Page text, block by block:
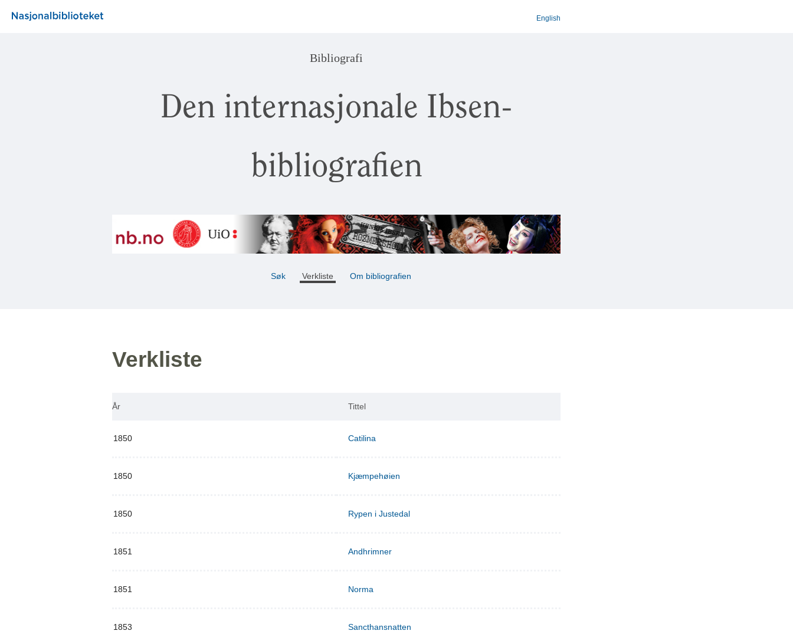
English
Bibliografi
Den internasjonale Ibsen-
bibliografien
Søk Verkliste Om bibliografien
Verkliste
År Tittel
1850 Catilina
1850 Kjæmpehøien
1850 Rypen i Justedal
1851 Andhrimner
1851 Norma
1853 Sancthansnatten